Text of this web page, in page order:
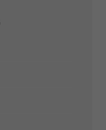
adipiscing
massa.